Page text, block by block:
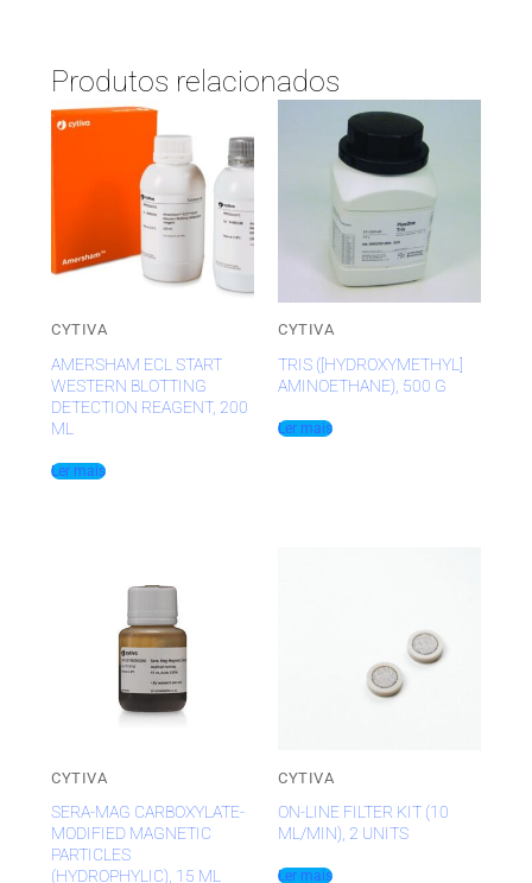
Produtos relacionados
CYTIVA
AMERSHAM ECL START
WESTERN BLOTTING
DETECTION REAGENT, 200
ML
Ler mais
CYTIVA
TRIS ([HYDROXYMETHYL]
AMINOETHANE), 500 G
Ler mais
CYTIVA
SERA-MAG CARBOXYLATE-
MODIFIED MAGNETIC
PARTICLES
(HYDROPHYLIC), 15 ML
CYTIVA
ON-LINE FILTER KIT (10
ML/MIN), 2 UNITS
Ler mais